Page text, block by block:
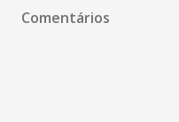
Comentários